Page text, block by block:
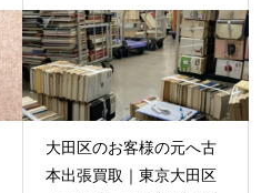
連の書籍 買い取ります！
大田区のお客様の元へ古
本出張買取｜東京大田区